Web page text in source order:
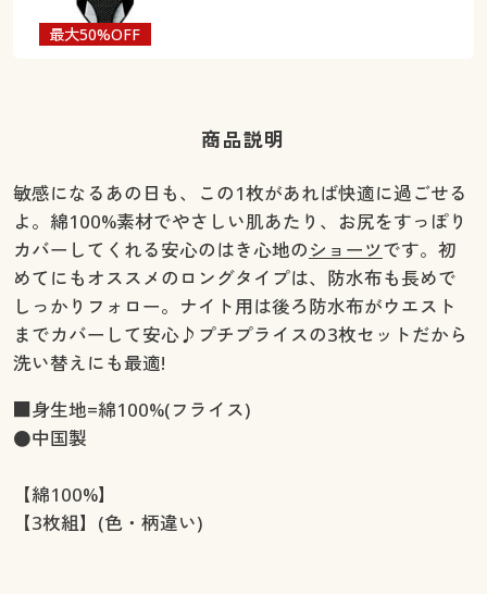
最大50%OFF
商品説明
敏感になるあの日も、この1枚があれば快適に過ごせる
よ。綿100%素材でやさしい肌あたり、お尻をすっぽり
カバーしてくれる安心のはき心地のショーツです。初
めてにもオススメのロングタイプは、防水布も長めで
しっかりフォロー。ナイト用は後ろ防水布がウエスト
までカバーして安心♪プチプライスの3枚セットだから
洗い替えにも最適!
■身生地=綿100%(フライス)
●中国製
【綿100%】
【3枚組】(色・柄違い)